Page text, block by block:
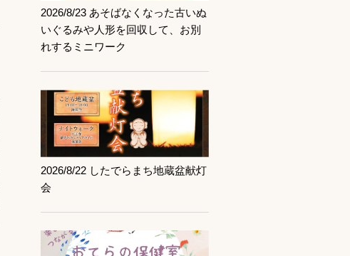
2026/8/23 あそばなくなった古いぬ
いぐるみや人形を回収して、お別
れするミニワーク
2026/8/22 したでらまち地蔵盆献灯
会
記事を読む